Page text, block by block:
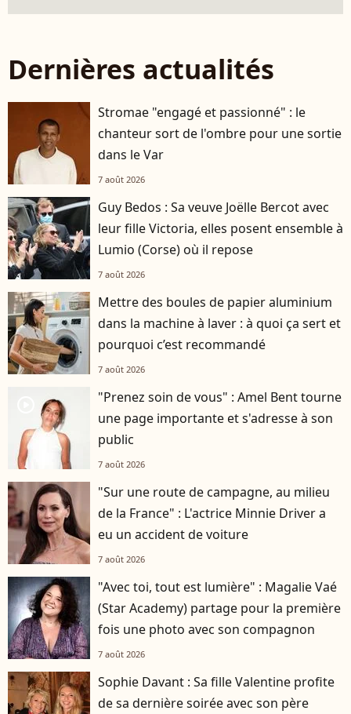
Dernières actualités
Stromae "engagé et passionné" : le
chanteur sort de l'ombre pour une sortie
dans le Var
7 août 2026
Guy Bedos : Sa veuve Joëlle Bercot avec
leur fille Victoria, elles posent ensemble à
Lumio (Corse) où il repose
7 août 2026
Mettre des boules de papier aluminium
dans la machine à laver : à quoi ça sert et
pourquoi c’est recommandé
7 août 2026
"Prenez soin de vous" : Amel Bent tourne
une page importante et s'adresse à son
public
7 août 2026
"Sur une route de campagne, au milieu
de la France" : L'actrice Minnie Driver a
eu un accident de voiture
7 août 2026
"Avec toi, tout est lumière" : Magalie Vaé
(Star Academy) partage pour la première
fois une photo avec son compagnon
7 août 2026
Sophie Davant : Sa fille Valentine profite
de sa dernière soirée avec son père